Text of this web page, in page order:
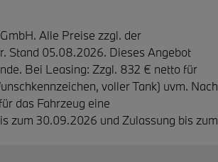
Alle Preise zzgl. der
Stand 05.08.2026. Dieses Angebot
Bei Leasing: Zzgl. 832 € netto für
voller Tank) uvm. Nach
das Fahrzeug eine
zum 30.09.2026 und Zulassung bis zum